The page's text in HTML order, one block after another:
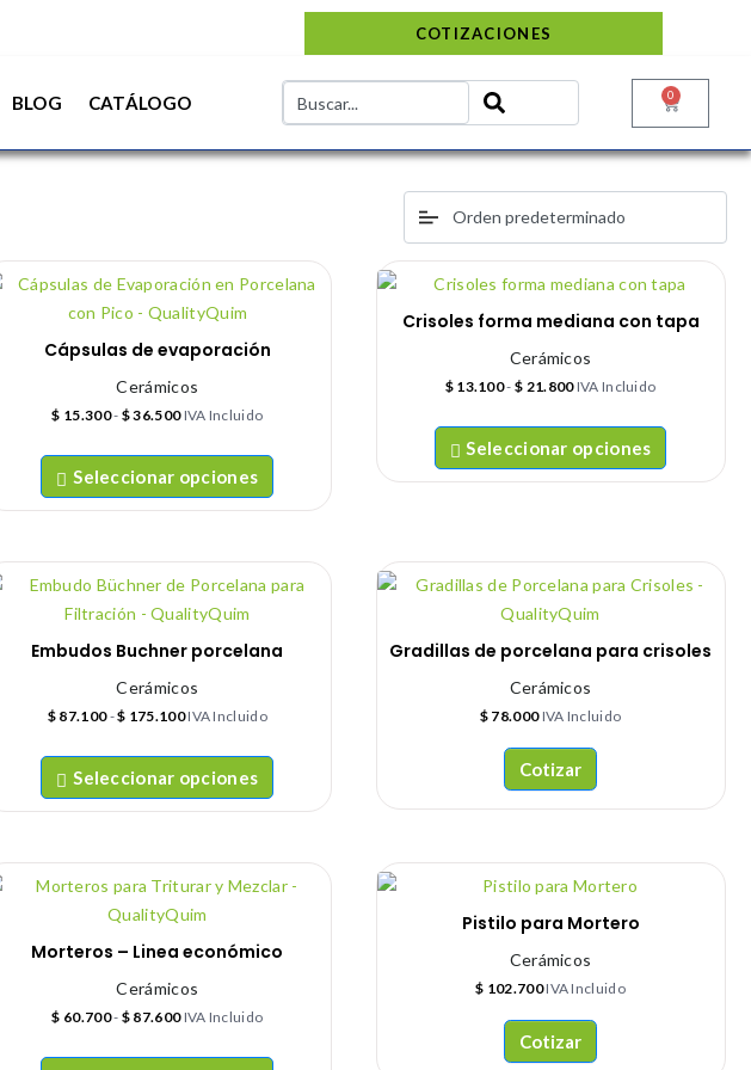
COTIZACIONES
BLOG CATÁLOGO 0
Cápsulas de evaporación
Cerámicos
$ 15.300- $36.500IVA Incluido
Seleccionar opciones
Crisoles forma mediana con tapa
Cerámicos
$13.100- $ 21.800IVA Incluido
Seleccionar opciones
Embudos Buchner porcelana
Cerámicos
$ 87.100-$ 175.100IVA Incluido
Seleccionar opciones
Gradillas de porcelana para crisoles
Cerámicos
$ 78.000IVA Incluido
Cotizar
Morteros – Linea económico
Cerámicos
$ 60.700- $ 87.600IVA Incluido
Pistilo para Mortero
Cerámicos
$ 102.700IVA Incluido
Cotizar